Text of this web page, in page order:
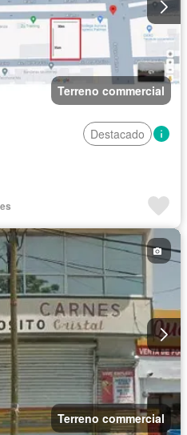
Terreno commercial
Destacado
Terreno commercial